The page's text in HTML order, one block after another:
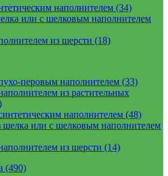
наполнителем (34)
или с шелковым наполнителем
из шерсти (18)
перовым наполнителем (33)
из растительных
наполнителем (48)
или с шелковым наполнителем
из шерсти (14)
(490)